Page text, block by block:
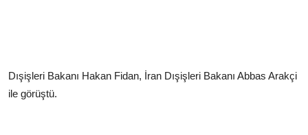
Dışişleri Bakanı Hakan Fidan, İran Dışişleri Bakanı Abbas Arakçi
ile görüştü.